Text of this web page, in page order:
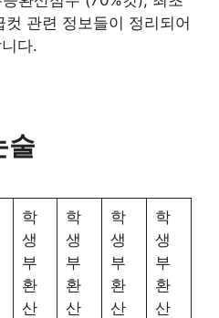
관련 정보들이 정리되어
다.
술
학
생
부
환
산
학
생
부
환
산
학
생
부
환
산
학
생
부
환
산